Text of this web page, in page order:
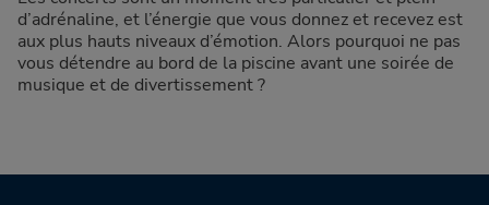
d’adrénaline, et l’énergie que vous donnez et recevez est
aux plus hauts niveaux d’émotion. Alors pourquoi ne pas
vous détendre au bord de la piscine avant une soirée de
musique et de divertissement ?